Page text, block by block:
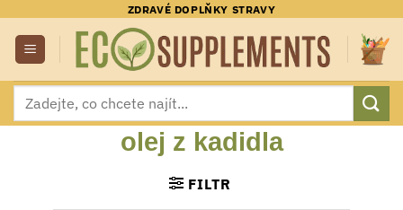
obsah
ZDRAVÉ DOPLŇKY STRAVY
Hledat:
olej z kadidla
FILTR